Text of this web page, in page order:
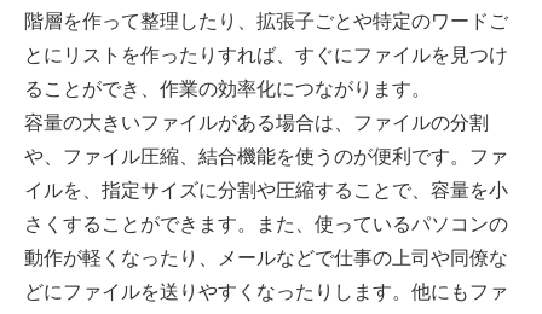
階層を作って整理したり、拡張子ごとや特定のワードご
とにリストを作ったりすれば、すぐにファイルを見つけ
ることができ、作業の効率化につながります。
容量の大きいファイルがある場合は、ファイルの分割
や、ファイル圧縮、結合機能を使うのが便利です。ファ
イルを、指定サイズに分割や圧縮することで、容量を小
さくすることができます。また、使っているパソコンの
動作が軽くなったり、メールなどで仕事の上司や同僚な
どにファイルを送りやすくなったりします。他にもファ